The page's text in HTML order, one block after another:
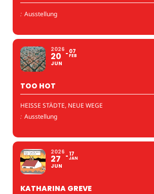
: Ausstellung
2026
20
JUN
07
FEB
TOO HOT
HEISSE STÄDTE, NEUE WEGE
: Ausstellung
2026
27
JUN
17
JAN
KATHARINA GREVE